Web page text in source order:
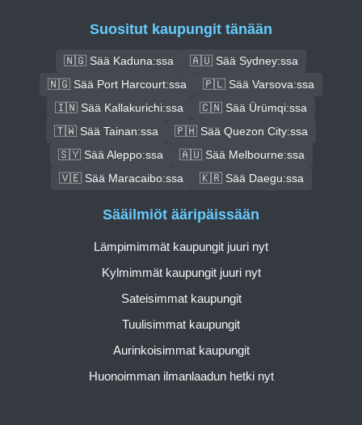
Suositut kaupungit tänään
🇳🇬 Sää Kaduna:ssa
🇦🇺 Sää Sydney:ssa
🇳🇬 Sää Port Harcourt:ssa
🇵🇱 Sää Varsova:ssa
🇮🇳 Sää Kallakurichi:ssa
🇨🇳 Sää Ürümqi:ssa
🇹🇼 Sää Tainan:ssa
🇵🇭 Sää Quezon City:ssa
🇸🇾 Sää Aleppo:ssa
🇦🇺 Sää Melbourne:ssa
🇻🇪 Sää Maracaibo:ssa
🇰🇷 Sää Daegu:ssa
Sääilmiöt ääripäissään
Lämpimimmät kaupungit juuri nyt
Kylmimmät kaupungit juuri nyt
Sateisimmat kaupungit
Tuulisimmat kaupungit
Aurinkoisimmat kaupungit
Huonoimman ilmanlaadun hetki nyt